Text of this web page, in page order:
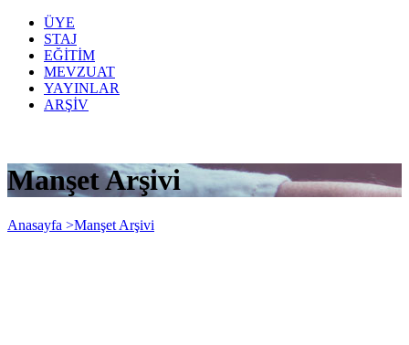
ÜYE
STAJ
EĞİTİM
MEVZUAT
YAYINLAR
ARŞİV
Manşet Arşivi
Anasayfa >Manşet Arşivi